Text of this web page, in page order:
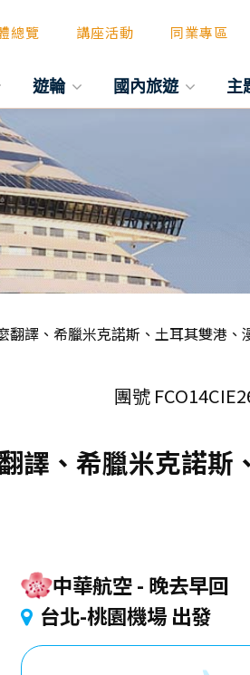
總覽 講座活動 同業專區
遊輪 國內旅遊 主
翻譯、希臘米克諾斯、土耳其雙港、
團號
譯、希臘米克諾斯
中華航空 晚去早回
台北-桃園機場 出發